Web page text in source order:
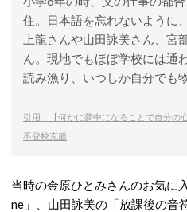
住。日本語を忘れないように
上龍さんや山田詠美さん、宮
ん。現地でもほぼ学校には通
読み漁り、いつしか自分でも
引用：【何かに夢中になることで自分の
不登校克服
当時の金原ひとみさんのお気に
ne」、山田詠美の「放課後の音